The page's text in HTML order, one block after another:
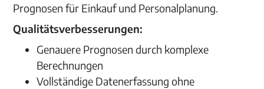
Prognosen für Einkauf und Personalplanung.
Qualitätsverbesserungen:
Genauere Prognosen durch komplexe
Berechnungen
Vollständige Datenerfassung ohne